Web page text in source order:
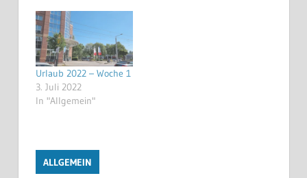
Urlaub 2022 – Woche 1
3. Juli 2022
In "Allgemein"
ALLGEMEIN